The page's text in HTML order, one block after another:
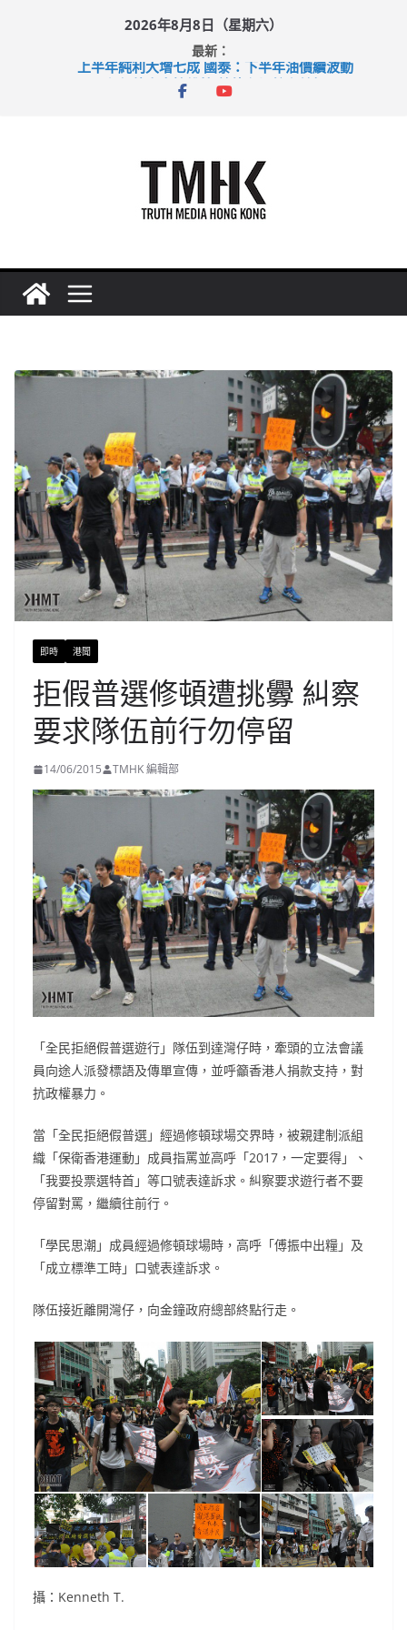
2026年8月8日（星期六）
最新：
上半年純利大增七成 國泰：下半年油價續波動
拜仁熱身賽挫維拉 啟德主場館奪錦標
即時 港聞
拒假普選修頓遭挑釁 糾察
要求隊伍前行勿停留
14/06/2015 TMHK 編輯部
「全民拒絕假普選遊行」隊伍到達灣仔時，牽頭的立法會議
員向途人派發標語及傳單宣傳，並呼籲香港人捐款支持，對
抗政權暴力。
當「全民拒絕假普選」經過修頓球場交界時，被親建制派組
織「保衛香港運動」成員指罵並高呼「2017，一定要得」、
「我要投票選特首」等口號表達訴求。糾察要求遊行者不要
停留對罵，繼續往前行。
「學民思潮」成員經過修頓球場時，高呼「傅振中出糧」及
「成立標準工時」口號表達訴求。
隊伍接近離開灣仔，向金鐘政府總部終點行走。
攝：Kenneth T.